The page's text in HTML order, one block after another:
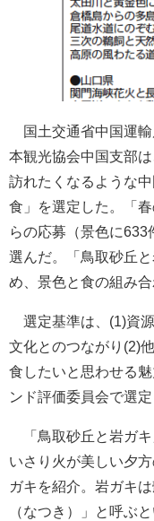
国土交通省中国運輸
本観光協会中国支部
訪れたくなるような
食」を選定した。「
らの応募（景色に
選んだ。「鳥取砂丘
め、景色と食の組み
選定基準は、(1)資源
文化とのつながり(2)
食したいと思わせる
ンド評価委員会で選定
「鳥取砂丘と岩ガキ
いさり火が美しい夕
ガキを紹介。岩ガキ
（なつき）」と呼ぶと